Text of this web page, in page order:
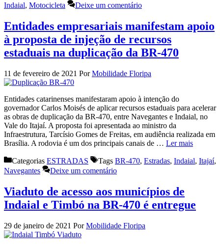
Indaial, Motocicleta Deixe um comentário
Entidades empresariais manifestam apoio
à proposta de injeção de recursos
estaduais na duplicação da BR-470
11 de fevereiro de 2021 PorMobilidade Floripa
Entidades catarinenses manifestaram apoio à intenção do
governador Carlos Moisés de aplicar recursos estaduais para acelerar
as obras de duplicação da BR-470, entre Navegantes e Indaial, no
Vale do Itajaí. A proposta foi apresentada ao ministro da
Infraestrutura, Tarcísio Gomes de Freitas, em audiência realizada em
Brasília. A rodovia é um dos principais canais de … Ler mais
Categorias ESTRADAS Tags BR-470, Estradas, Indaial, Itajaí,
Navegantes
Deixe um comentário
Viaduto de acesso aos municípios de
Indaial e Timbó na BR-470 é entregue
29 de janeiro de 2021 PorMobilidade Floripa